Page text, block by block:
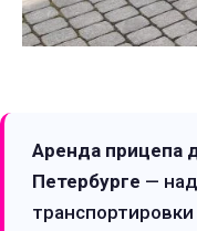
Аренда прицепа
Петербурге —